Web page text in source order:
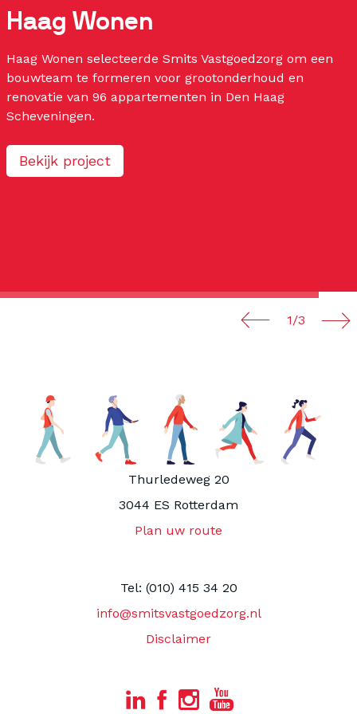
Haag Wonen
Haag Wonen selecteerde Smits Vastgoedzorg om een
bouwteam te formeren voor grootonderhoud en
renovatie van 96 appartementen in Den Haag
Scheveningen.
Bekijk project
1/3
Thurledeweg 20
3044 ES Rotterdam
Plan uw route
Tel: (010) 415 34 20
info@smitsvastgoedzorg.nl
Disclaimer